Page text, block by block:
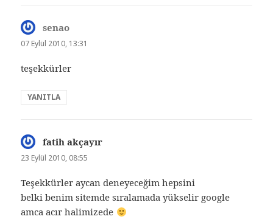
senao
ki:
07 Eylül 2010, 13:31
teşekkürler
YANITLA
fatih akçayır
23 Eylül 2010, 08:55
Teşekkürler aycan deneyeceğim hepsini
belki benim sitemde sıralamada yükselir google
amca acır halimizede